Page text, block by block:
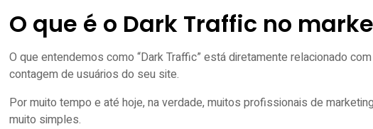
O que é o Dark Traffic no
O que entendemos como “Dark Traffic” está diretamente relacionado
contagem de usuários do seu site.
Por muito tempo e até hoje, na verdade, muitos profissionais de
muito simples.